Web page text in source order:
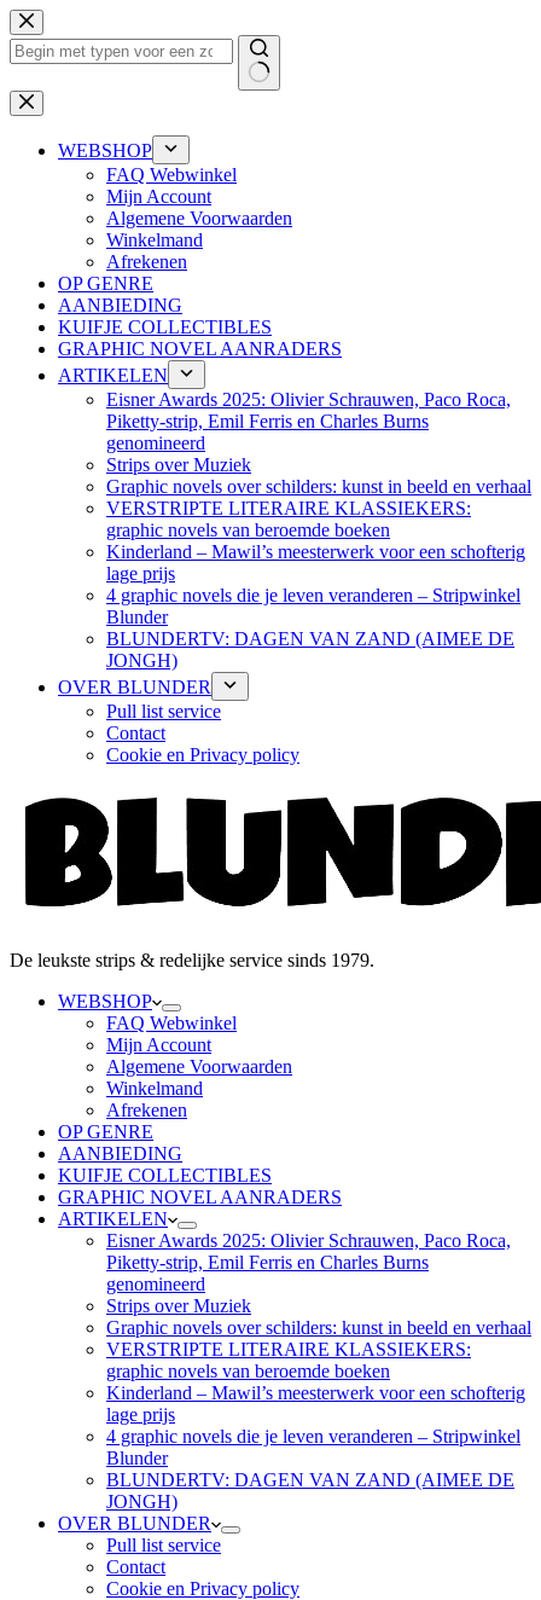
Ga
naar
de
Geen
resultaten
WEBSHOP
FAQ Webwinkel
Mijn Account
Algemene Voorwaarden
Winkelmand
Afrekenen
OP GENRE
AANBIEDING
KUIFJE COLLECTIBLES
GRAPHIC NOVEL AANRADERS
ARTIKELEN
Eisner Awards 2025: Olivier Schrauwen, Paco Roca,
Piketty-strip, Emil Ferris en Charles Burns
genomineerd
Strips over Muziek
Graphic novels over schilders: kunst in beeld en verhaal
VERSTRIPTE LITERAIRE KLASSIEKERS:
graphic novels van beroemde boeken
Kinderland – Mawil’s meesterwerk voor een schofterig
lage prijs
4 graphic novels die je leven veranderen – Stripwinkel
Blunder
BLUNDERTV: DAGEN VAN ZAND (AIMEE DE
JONGH)
OVER BLUNDER
Pull list service
Contact
Cookie en Privacy policy
De leukste strips & redelijke service sinds 1979.
WEBSHOP
FAQ Webwinkel
Mijn Account
Algemene Voorwaarden
Winkelmand
Afrekenen
OP GENRE
AANBIEDING
KUIFJE COLLECTIBLES
GRAPHIC NOVEL AANRADERS
ARTIKELEN
Eisner Awards 2025: Olivier Schrauwen, Paco Roca,
Piketty-strip, Emil Ferris en Charles Burns
genomineerd
Strips over Muziek
Graphic novels over schilders: kunst in beeld en verhaal
VERSTRIPTE LITERAIRE KLASSIEKERS:
graphic novels van beroemde boeken
Kinderland – Mawil’s meesterwerk voor een schofterig
lage prijs
4 graphic novels die je leven veranderen – Stripwinkel
Blunder
BLUNDERTV: DAGEN VAN ZAND (AIMEE DE
JONGH)
OVER BLUNDER
Pull list service
Contact
Cookie en Privacy policy